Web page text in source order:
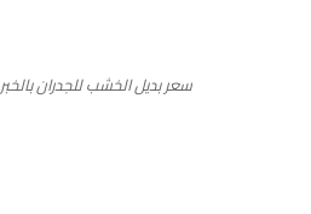
سعر بديل الخشب للجدران بالخبر